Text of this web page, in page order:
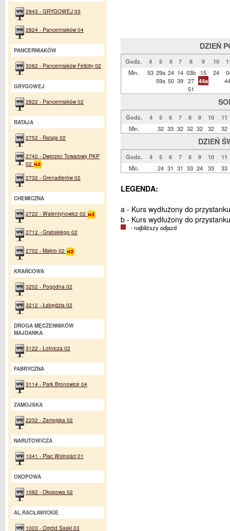
DZIEŃ
Godz. 4 5 6 7 8 9 10
Min.
53 29a
59a
24
50
14
39
03b
27
51
15
44a
24
Godz. 4 5 6 7 8 9 10
11
Min.
32 33 32 32 32 32 32
DZIEŃ
Godz. 4 5 6 7 8 9 10
11
Min.
24 31 31 33 24 33 33
LEGENDA:
a - Kurs wydłużony do
b - Kurs wydłużony do
- najbliższy odjazd
2943 - GRYGOWEJ 03
2824 - Pancerniaków 04
PANCERNIAKÓW
3082 - Pancerniaków Felicity 02
GRYGOWEJ
2822 - Pancerniaków 02
RATAJA
2752 - Rataja 02
2742 - Dworzec Towarowy PKP
02
2732 - Grenadierów 02
CHEMICZNA
2722 - Walentynowicz 02
2712 - Grabskiego 02
2702 - Makro 02
KRAŃCOWA
3202 - Pogodna 02
3212 - Łabędzia 02
DROGA MĘCZENNIKÓW
MAJDANKA
3122 - Lotnicza 02
FABRYCZNA
3114 - Park Bronowice 04
ZAMOJSKA
2232 - Zamojska 02
NARUTOWICZA
1041 - Plac Wolności 01
OKOPOWA
1082 - Okopowa 02
AL.RACŁAWICKIE
1003 - Ogród Saski 03